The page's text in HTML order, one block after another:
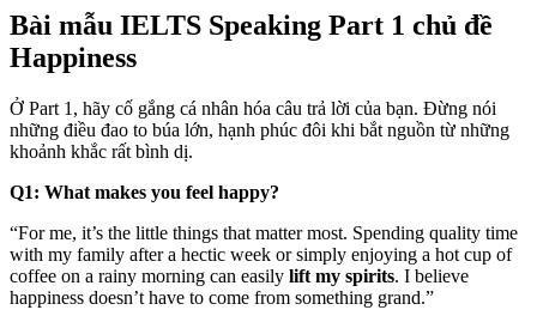
Bài mẫu IELTS Speaking Part 1 chủ đề
Happiness
Ở Part 1, hãy cố gắng cá nhân hóa câu trả lời của bạn. Đừng nói
những điều đao to búa lớn, hạnh phúc đôi khi bắt nguồn từ những
khoảnh khắc rất bình dị.
Q1: What makes you feel happy?
“For me, it’s the little things that matter most. Spending quality time
with my family after a hectic week or simply enjoying a hot cup of
coffee on a rainy morning can easily lift my spirits. I believe
happiness doesn’t have to come from something grand.”